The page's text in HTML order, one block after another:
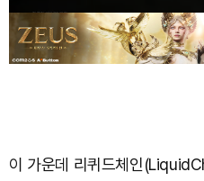
이 가운데 리퀴드체인